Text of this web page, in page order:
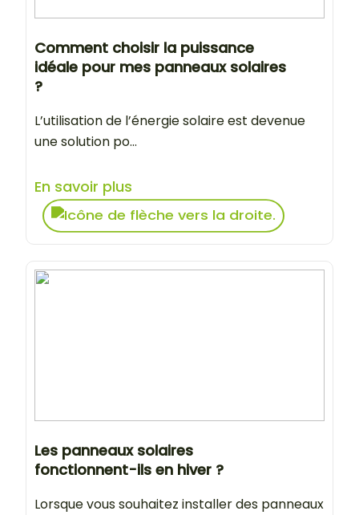
Comment choisir la puissance
idéale pour mes panneaux solaires
?
L’utilisation de l’énergie solaire est devenue
une solution po...
En savoir plus
Les panneaux solaires
fonctionnent-ils en hiver ?
Lorsque vous souhaitez installer des panneaux